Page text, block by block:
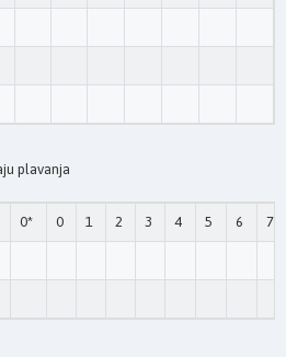
plavanja
0* 0 1 2 3 4 5 6 7